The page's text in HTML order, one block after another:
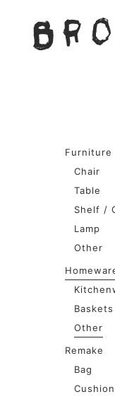
content
Furniture
Chair
Table
Shelf /
Lamp
Other
Baskets
Other
Remake
Bag
Cushion